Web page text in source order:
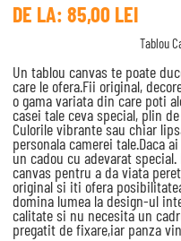
DE LA: 85,00 LEI
Tablou
Un tablou canvas te poate
care le ofera.Fii original,
o gama variata din care poti
casei tale ceva special, plin
Culorile vibrante sau chiar
personala camerei tale.Daca
un cadou cu adevarat
canvas pentru a da viata
original si iti ofera
domina lumea la design-ul
calitate si nu necesita un
pregatit de fixare,iar panza